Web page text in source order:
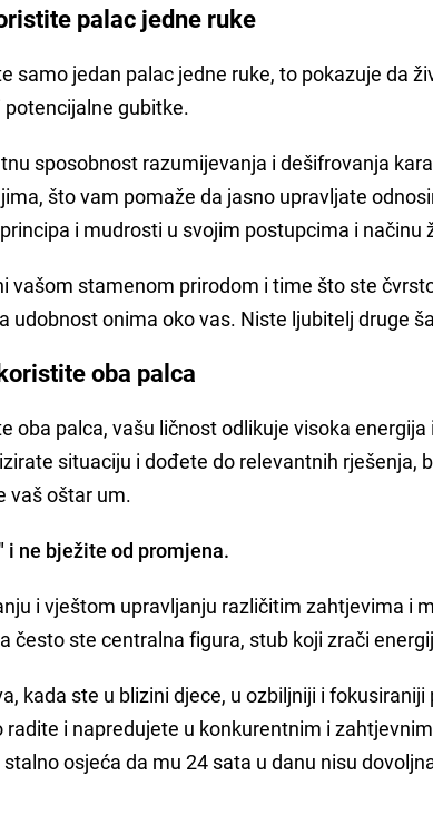
palac jedne ruke
samo jedan palac jedne ruke, to pokazuje da
gubitke.
sposobnost razumijevanja i dešifrovanja
što vam pomaže da jasno upravljate
i mudrosti u svojim postupcima i načinu
vašom stamenom prirodom i time što ste
udobnost onima oko vas. Niste ljubitelj druge
oba palca
oba palca, vašu ličnost odlikuje visoka energija
situaciju i dođete do relevantnih rješenja,
vaš oštar um.
ne bježite od promjena.
i vještom upravljanju različitim zahtjevima i
često ste centralna figura, stub koji zrači
kada ste u blizini djece, u ozbiljniji i fokusiraniji
i napredujete u konkurentnim i
osjeća da mu 24 sata u danu nisu